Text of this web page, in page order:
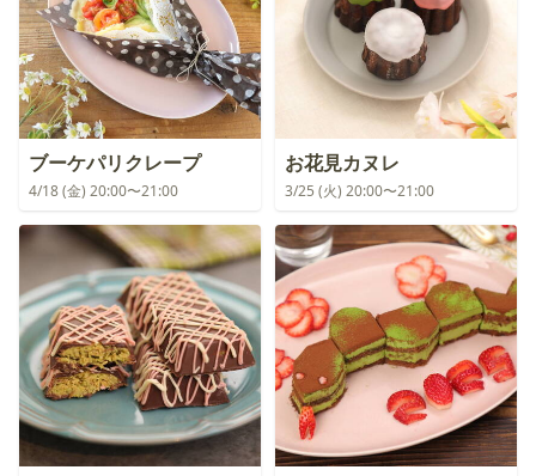
ブーケパリクレープ
4/18 (金) 20:00〜21:00
お花見カヌレ
3/25 (火) 20:00〜21:00